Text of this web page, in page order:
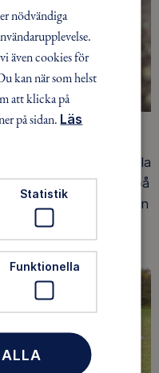
våra äventyr, över hela
unga och vuxna på
på vattnet, snön, isen
nödvändiga
även cookies för
kan när som helst
att klicka på
på sidan. Läs
Statistik
Funktionella